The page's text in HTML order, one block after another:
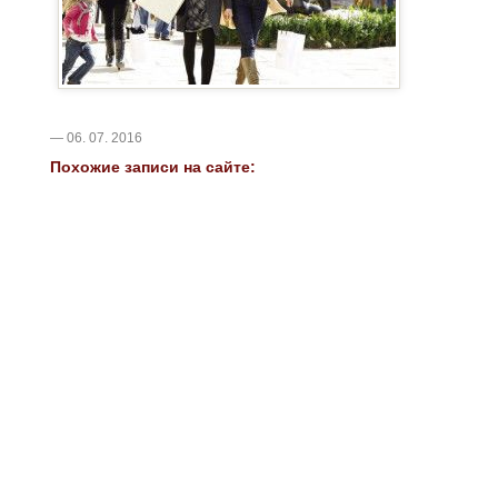
— 06. 07. 2016
Похожие записи на сайте: